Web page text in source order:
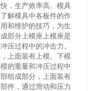
，生产效率高。模具
解模具中各板件的作
和维护的技巧，为生
部分上模座上模座是
压过程中的冲击力。
上面装有上模。下模
的重量和冲压过程中
组成部分，上面装有
件，通过滑动和压力